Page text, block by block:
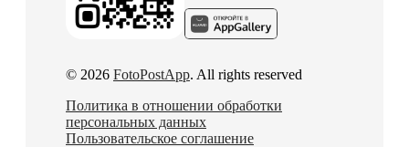
© 2026 FotoPostApp. All rights reserved
Политика в отношении обработки
персональных данных
Пользовательское соглашение